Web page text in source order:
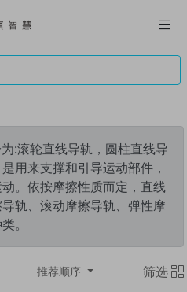
:滚轮直线导轨，圆柱直线导
用来支撑和引导运动部件，
。依按摩擦性质而定，直线
轨、滚动摩擦导轨、弹性摩
。
推荐顺序 筛选